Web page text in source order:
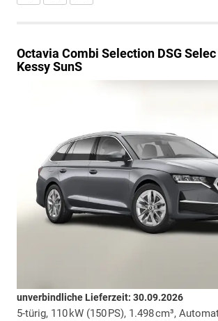
Octavia Combi Selection DSG
Kessy SunS
unverbindliche Lieferzeit: 30.09.2026
5-türig, 110 kW (150 PS), 1.498 cm³,